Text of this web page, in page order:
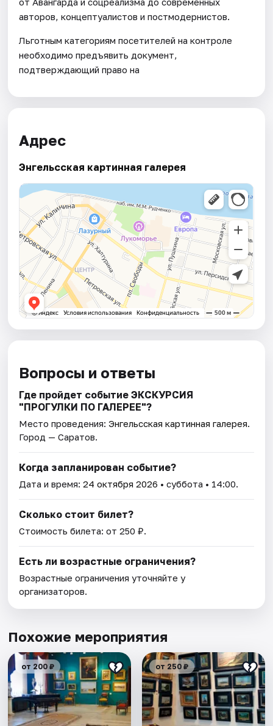
авторов, концептуалистов и постмодернистов.
Льготным категориям посетителей на контроле
необходимо предъявить документ,
подтверждающий право на
Адрес
Энгельсская картинная галерея
Вопросы и ответы
Где пройдет событие ЭКСКУРСИЯ
"ПРОГУЛКИ ПО ГАЛЕРЕЕ"?
Место проведения:Энгельсская картинная галерея.
Город — Саратов.
Когда запланирован событие?
Дата и время:24 октября 2026 • суббота • 14:00.
Сколько стоит билет?
Стоимость билета: от 250 ₽.
Есть ли возрастные ограничения?
Возрастные ограничения уточняйте у
организаторов.
Похожие мероприятия
от 200 ₽ от 250 ₽